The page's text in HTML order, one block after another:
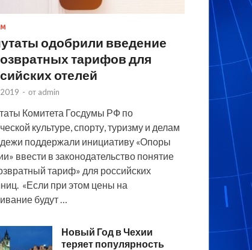
одобрили введение
тарифов для
отелей
- от admin
Комитета Госдумы РФ по
культуре, спорту, туризму и делам
поддержали инициативу «Опоры
ввести в законодательство понятие
тариф» для российских
«Если при этом цены на
будут …
Новый Год в Чехии
теряет популярность